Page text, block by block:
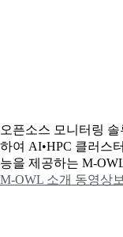
오픈소스 모니터링
하여 AI•HPC 클러스
능을 제공하는 M-
M-OWL 소개 동영상보